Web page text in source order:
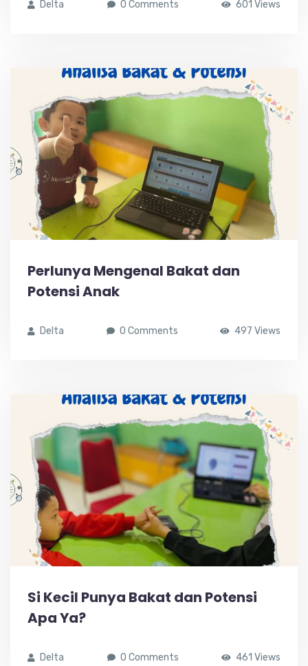
Delta 0 Comments 601 Views
Perlunya Mengenal Bakat dan
Potensi Anak
Delta 0 Comments 497 Views
Si Kecil Punya Bakat dan Potensi
Apa Ya?
Delta 0 Comments 461 Views